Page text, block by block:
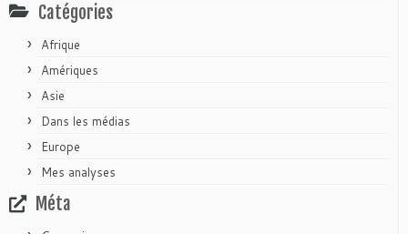
Catégories
Afrique
Amériques
Asie
Dans les médias
Europe
Mes analyses
Méta